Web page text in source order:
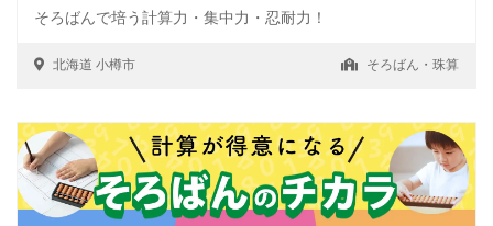
そろばんで培う計算力・集中力・忍耐力！
北海道 小樽市 そろばん・珠算